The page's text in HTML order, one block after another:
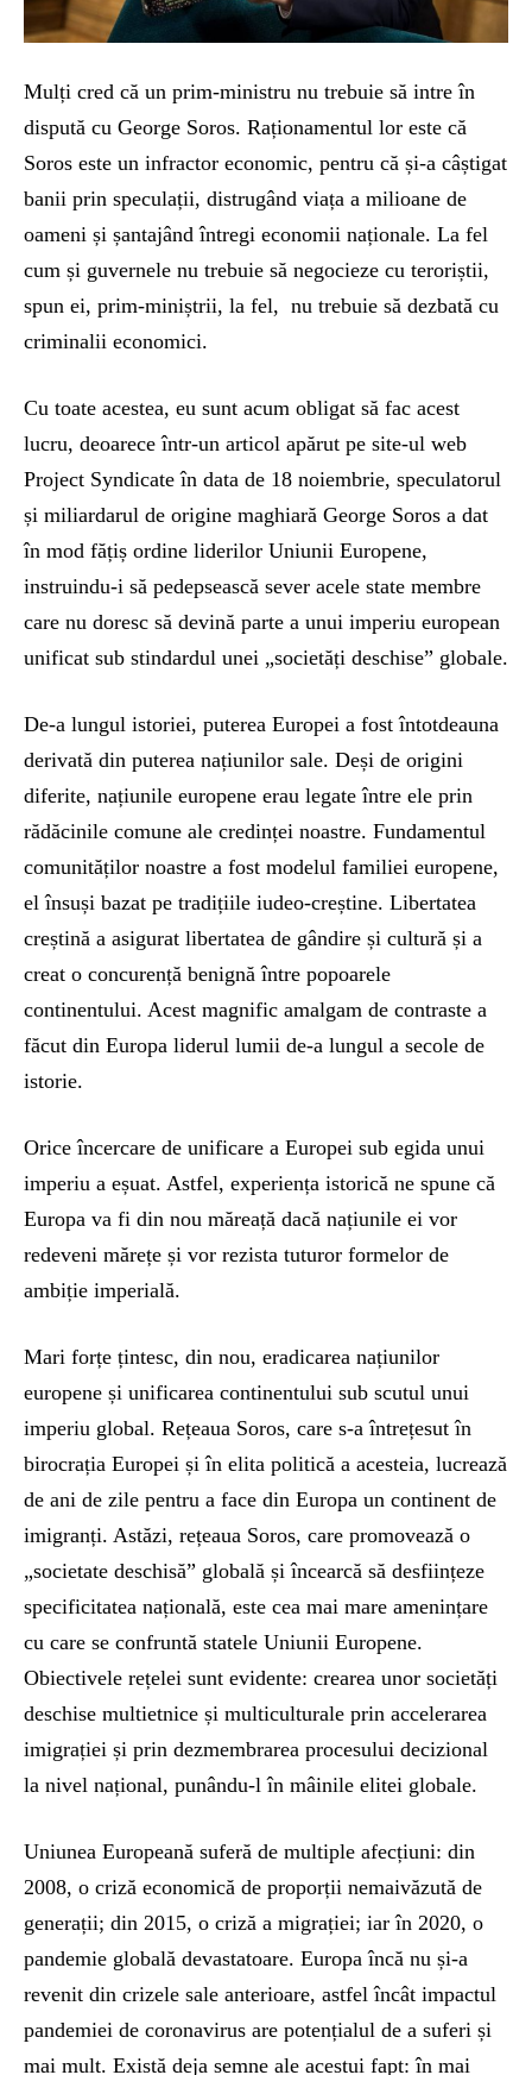
Mulți cred că un prim-ministru nu trebuie să intre în
dispută cu George Soros. Raționamentul lor este că
Soros este un infractor economic, pentru că și-a câștigat
banii prin speculații, distrugând viața a milioane de
oameni și șantajând întregi economii naționale. La fel
cum și guvernele nu trebuie să negocieze cu teroriștii,
spun ei, prim-miniștrii, la fel, nu trebuie să dezbată cu
criminalii economici.
Cu toate acestea, eu sunt acum obligat să fac acest
lucru, deoarece într-un articol apărut pe site-ul web
Project Syndicate în data de 18 noiembrie, speculatorul
și miliardarul de origine maghiară George Soros a dat
în mod fățiș ordine liderilor Uniunii Europene,
instruindu-i să pedepsească sever acele state membre
care nu doresc să devină parte a unui imperiu european
unificat sub stindardul unei „societăți deschise” globale.
De-a lungul istoriei, puterea Europei a fost întotdeauna
derivată din puterea națiunilor sale. Deși de origini
diferite, națiunile europene erau legate între ele prin
rădăcinile comune ale credinței noastre. Fundamentul
comunităților noastre a fost modelul familiei europene,
el însuși bazat pe tradițiile iudeo-creștine. Libertatea
creștină a asigurat libertatea de gândire și cultură și a
creat o concurență benignă între popoarele
continentului. Acest magnific amalgam de contraste a
făcut din Europa liderul lumii de-a lungul a secole de
istorie.
Orice încercare de unificare a Europei sub egida unui
imperiu a eșuat. Astfel, experiența istorică ne spune că
Europa va fi din nou măreață dacă națiunile ei vor
redeveni mărețe și vor rezista tuturor formelor de
ambiție imperială.
Mari forțe țintesc, din nou, eradicarea națiunilor
europene și unificarea continentului sub scutul unui
imperiu global. Rețeaua Soros, care s-a întrețesut în
birocrația Europei și în elita politică a acesteia, lucrează
de ani de zile pentru a face din Europa un continent de
imigranți. Astăzi, rețeaua Soros, care promovează o
„societate deschisă” globală și încearcă să desființeze
specificitatea națională, este cea mai mare amenințare
cu care se confruntă statele Uniunii Europene.
Obiectivele rețelei sunt evidente: crearea unor societăți
deschise multietnice și multiculturale prin accelerarea
imigrației și prin dezmembrarea procesului decizional
la nivel național, punându-l în mâinile elitei globale.
Uniunea Europeană suferă de multiple afecțiuni: din
2008, o criză economică de proporții nemaivăzută de
generații; din 2015, o criză a migrației; iar în 2020, o
pandemie globală devastatoare. Europa încă nu și-a
revenit din crizele sale anterioare, astfel încât impactul
pandemiei de coronavirus are potențialul de a suferi și
mai mult. Există deja semne ale acestui fapt: în mai